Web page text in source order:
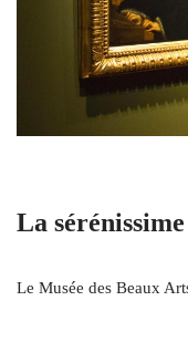
La
Le Musée des Beaux